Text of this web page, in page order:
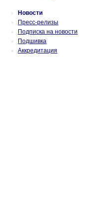
Новости
Пресс-релизы
Подписка на новости
Подшивка
Аккредитация